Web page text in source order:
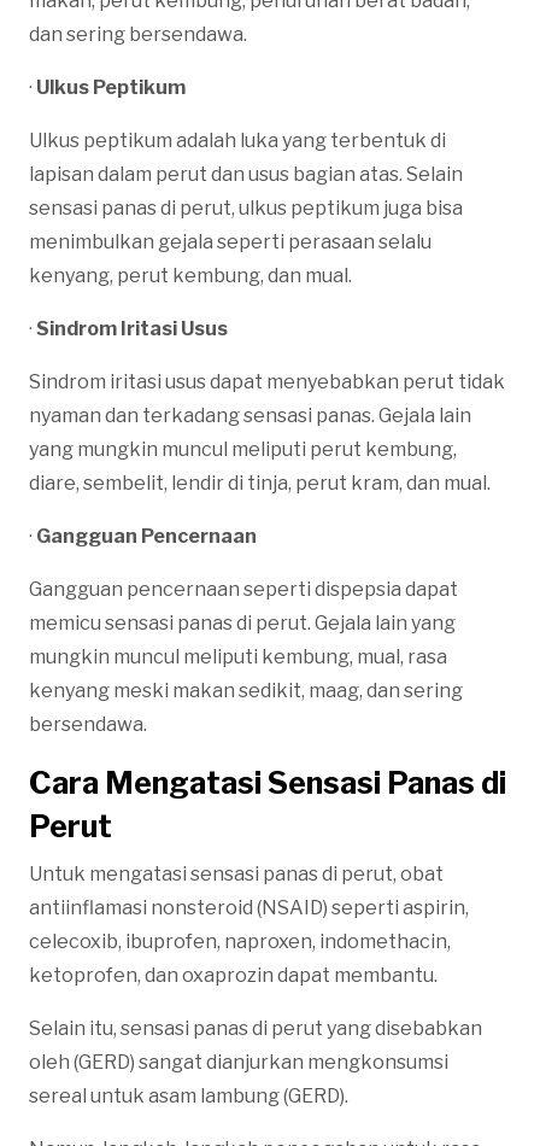
dan sering bersendawa.
· Ulkus Peptikum
Ulkus peptikum adalah luka yang terbentuk di
lapisan dalam perut dan usus bagian atas. Selain
sensasi panas di perut, ulkus peptikum juga bisa
menimbulkan gejala seperti perasaan selalu
kenyang, perut kembung, dan mual.
· Sindrom Iritasi Usus
Sindrom iritasi usus dapat menyebabkan perut tidak
nyaman dan terkadang sensasi panas. Gejala lain
yang mungkin muncul meliputi perut kembung,
diare, sembelit, lendir di tinja, perut kram, dan mual.
· Gangguan Pencernaan
Gangguan pencernaan seperti dispepsia dapat
memicu sensasi panas di perut. Gejala lain yang
mungkin muncul meliputi kembung, mual, rasa
kenyang meski makan sedikit, maag, dan sering
bersendawa.
Cara Mengatasi Sensasi Panas di
Perut
Untuk mengatasi sensasi panas di perut, obat
antiinflamasi nonsteroid (NSAID) seperti aspirin,
celecoxib, ibuprofen, naproxen, indomethacin,
ketoprofen, dan oxaprozin dapat membantu.
Selain itu, sensasi panas di perut yang disebabkan
oleh (GERD) sangat dianjurkan mengkonsumsi
sereal untuk asam lambung (GERD).